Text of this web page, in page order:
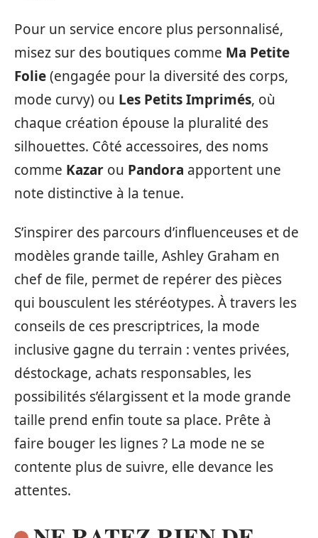
Pour un service encore plus personnalisé,
misez sur des boutiques comme Ma Petite
Folie(engagée pour la diversité des corps,
mode curvy) ou Les Petits Imprimés, où
chaque création épouse la pluralité des
silhouettes. Côté accessoires, des noms
comme Kazar ou Pandora apportent une
note distinctive à la tenue.
S’inspirer des parcours d’influenceuses et de
modèles grande taille, Ashley Graham en
chef de file, permet de repérer des pièces
qui bousculent les stéréotypes. À travers les
conseils de ces prescriptrices, la mode
inclusive gagne du terrain : ventes privées,
déstockage, achats responsables, les
possibilités s’élargissent et la mode grande
taille prend enfin toute sa place. Prête à
faire bouger les lignes ? La mode ne se
contente plus de suivre, elle devance les
attentes.